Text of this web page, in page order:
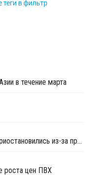
теги в фильтр
в течение марта
Переговоры по ценам ВХМ в Азии приостановились из-за праздников
роста цен ПВХ